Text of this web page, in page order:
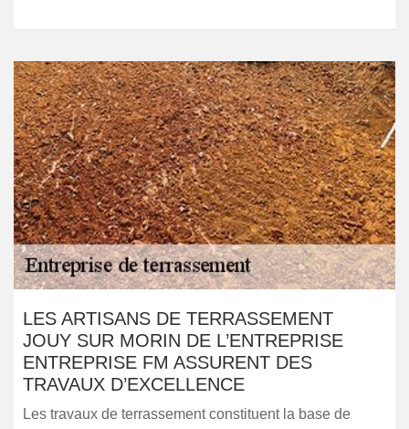
LES ARTISANS DE TERRASSEMENT
JOUY SUR MORIN DE L’ENTREPRISE
ENTREPRISE FM ASSURENT DES
TRAVAUX D’EXCELLENCE
Les travaux de terrassement constituent la base de